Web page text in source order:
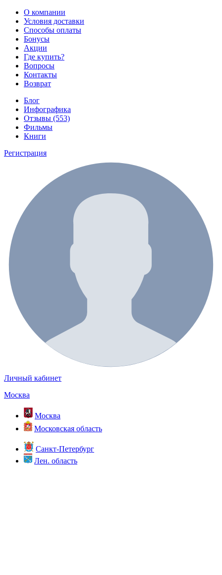
О компании
Условия доставки
Способы оплаты
Бонусы
Акции
Где купить?
Вопросы
Контакты
Возврат
Блог
Инфографика
Отзывы (553)
Фильмы
Книги
Регистрация
Личный кабинет
Москва
Москва
Московская область
Санкт-Петербург
Лен. область